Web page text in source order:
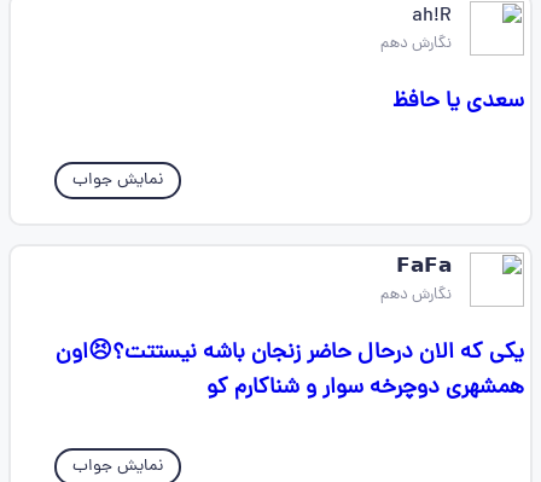
ah!R
نگارش دهم
سعدی یا حافظ
نمایش جواب
𝗙𝗮𝗙𝗮
نگارش دهم
یکی که الان درحال حاضر زنجان باشه نیستتت؟😣اون
همشهری دوچرخه سوار و شناکارم کو
نمایش جواب